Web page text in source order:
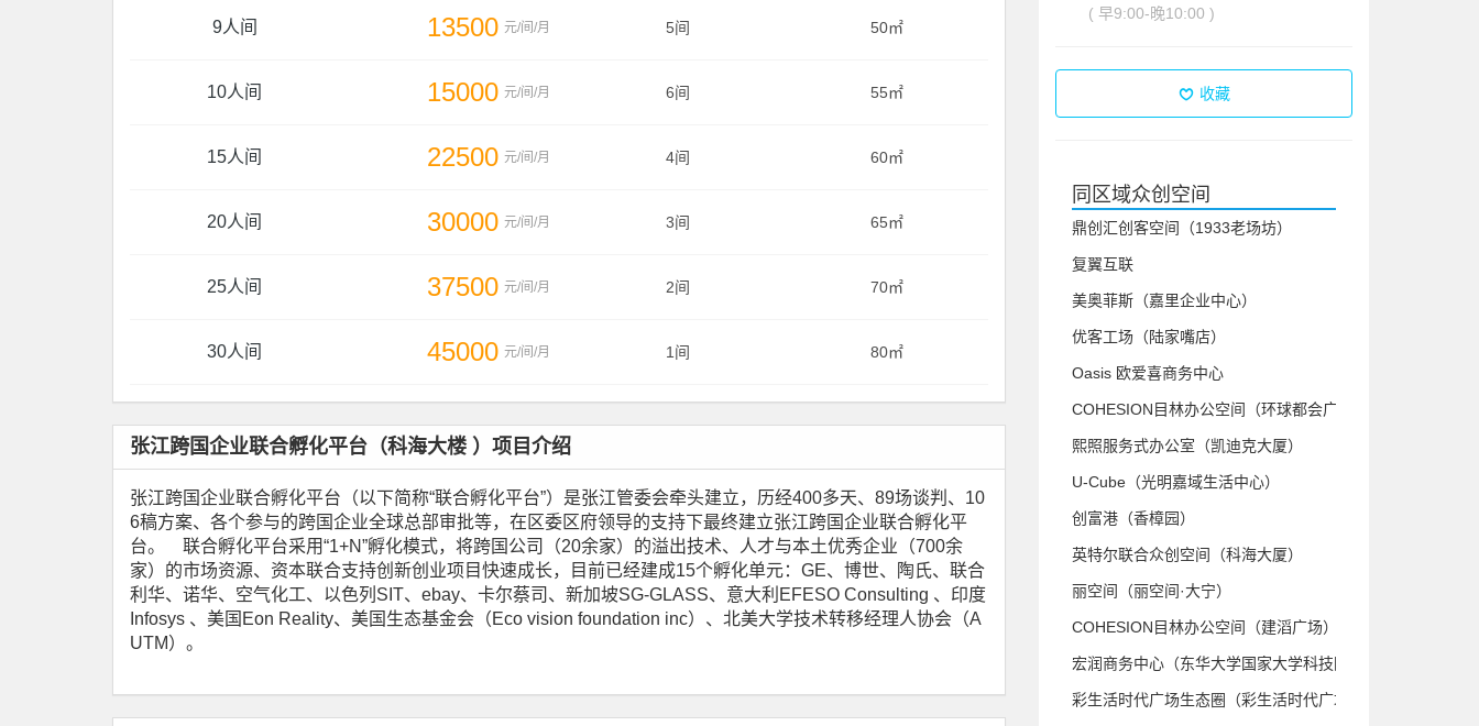
9人间 13500 元/间/月 50㎡
5间
10人间 15000 元/间/月 55㎡
6间
15人间 22500 元/间/月 60㎡
4间
20人间 30000 元/间/月 65㎡
3间
25人间 37500 元/间/月 70㎡
2间
30人间 45000 元/间/月 80㎡
1间
张江跨国企业联合孵化平台（科海大楼 ）项目介绍
张江跨国企业联合孵化平台（以下简称“联合孵化平台”）是张江管委会牵头建立，历经400多天、89场谈判、10
6稿方案、各个参与的跨国企业全球总部审批等，在区委区府领导的支持下最终建立张江跨国企业联合孵化平
台。 联合孵化平台采用“1+N”孵化模式，将跨国公司（20余家）的溢出技术、人才与本土优秀企业（700余
家）的市场资源、资本联合支持创新创业项目快速成长，目前已经建成15个孵化单元：GE、博世、陶氏、联合
利华、诺华、空气化工、以色列SIT、ebay、卡尔蔡司、新加坡SG-GLASS、意大利EFESO Consulting 、印度
Infosys 、美国Eon Reality、美国生态基金会（Eco vision foundation inc）、北美大学技术转移经理人协会（A
UTM）。
( 早9:00-晚10:00 )
收藏
同区域众创空间
鼎创汇创客空间（1933老场坊）
复翼互联
美奥菲斯（嘉里企业中心）
优客工场（陆家嘴店）
Oasis 欧爱喜商务中心
COHESION目林办公空间（环球都会广场）
熙照服务式办公室（凯迪克大厦）
U-Cube（光明嘉域生活中心）
创富港（香樟园）
英特尔联合众创空间（科海大厦）
丽空间（丽空间·大宁）
COHESION目林办公空间（建滔广场）
宏润商务中心（东华大学国家大学科技园）
彩生活时代广场生态圈（彩生活时代广场）